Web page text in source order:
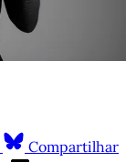
Compartilhar